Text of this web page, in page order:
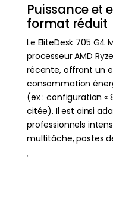
Puissance et
format réduit
Le EliteDesk 705 G4
processeur AMD
récente, offrant un
consommation
(ex : configuration «
citée). Il est ainsi
professionnels
multitâche, postes